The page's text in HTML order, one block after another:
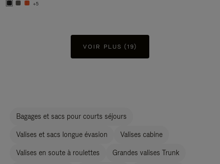
+5
VOIR PLUS (19)
Bagages et sacs pour courts séjours
Valises et sacs longue évasion Valises cabine
Valises en soute à roulettes Grandes valises Trunk